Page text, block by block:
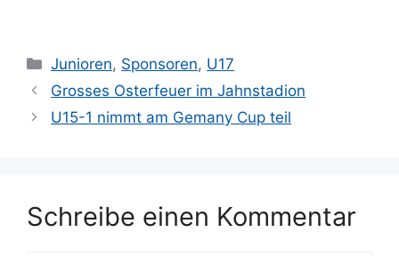
Kategorien
Junioren, Sponsoren, U17
Grosses Osterfeuer im Jahnstadion
U15-1 nimmt am Gemany Cup teil
Schreibe einen Kommentar